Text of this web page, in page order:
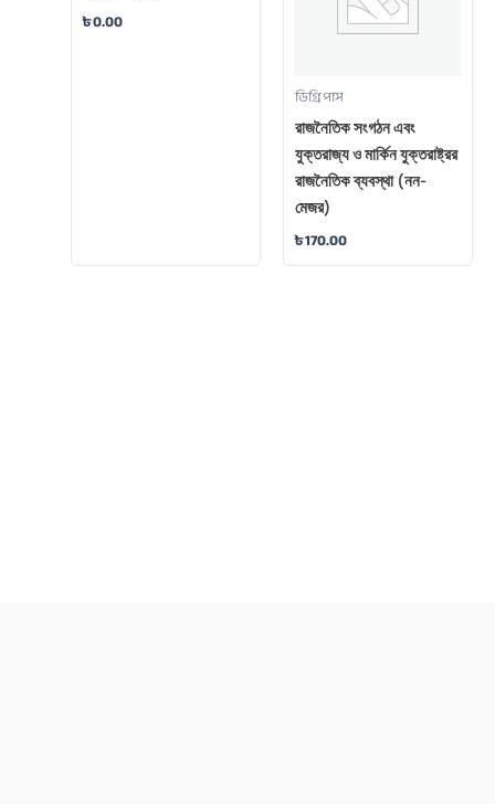
৳0.00
ডিগ্রি পাস
রাজনৈতিক সংগঠন এবং
যুক্তরাজ্য ও মার্কিন যুক্তরাষ্ট্রর
রাজনৈতিক ব্যবস্থা (নন-
মেজর)
৳170.00